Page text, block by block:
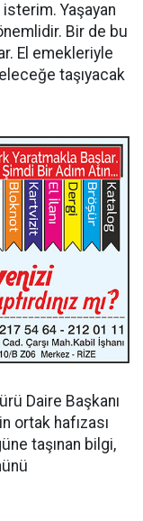
Yaşayan
Bir de bu
El emekleriyle
taşıyacak
Daire Başkanı
ortak hafızası
taşınan bilgi,